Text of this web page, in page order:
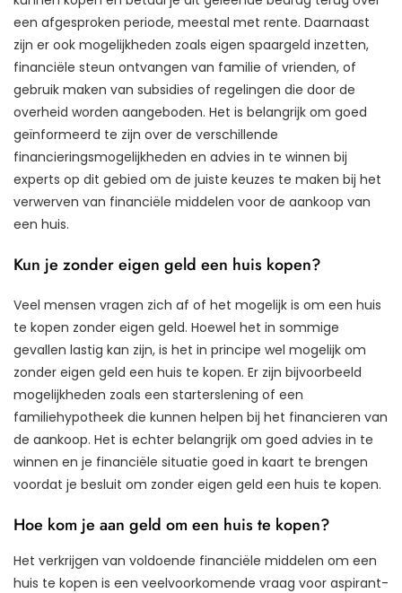
een afgesproken periode, meestal met rente. Daarnaast
zijn er ook mogelijkheden zoals eigen spaargeld inzetten,
financiële steun ontvangen van familie of vrienden, of
gebruik maken van subsidies of regelingen die door de
overheid worden aangeboden. Het is belangrijk om goed
geïnformeerd te zijn over de verschillende
financieringsmogelijkheden en advies in te winnen bij
experts op dit gebied om de juiste keuzes te maken bij het
verwerven van financiële middelen voor de aankoop van
een huis.
Kun je zonder eigen geld een huis kopen?
Veel mensen vragen zich af of het mogelijk is om een huis
te kopen zonder eigen geld. Hoewel het in sommige
gevallen lastig kan zijn, is het in principe wel mogelijk om
zonder eigen geld een huis te kopen. Er zijn bijvoorbeeld
mogelijkheden zoals een starterslening of een
familiehypotheek die kunnen helpen bij het financieren van
de aankoop. Het is echter belangrijk om goed advies in te
winnen en je financiële situatie goed in kaart te brengen
voordat je besluit om zonder eigen geld een huis te kopen.
Hoe kom je aan geld om een huis te kopen?
Het verkrijgen van voldoende financiële middelen om een
huis te kopen is een veelvoorkomende vraag voor aspirant-